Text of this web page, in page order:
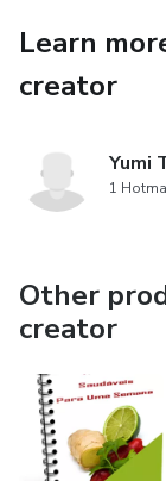
Learn
creator
Yumi
1
Other
creator